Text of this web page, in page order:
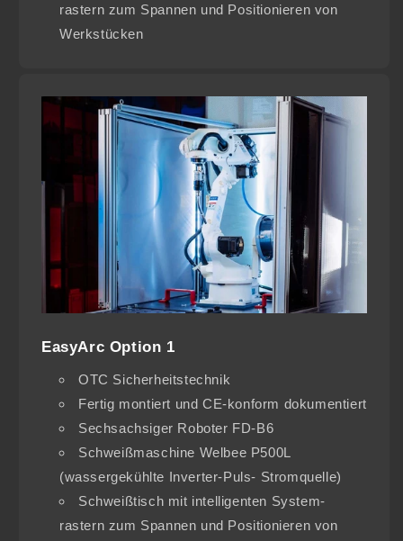
rastern zum Spannen und Positionieren von
Werkstücken
EasyArc Option 1
OTC Sicherheitstechnik
Fertig montiert und CE-konform dokumentiert
Sechsachsiger Roboter FD-B6
Schweißmaschine Welbee P500L
(wassergekühlte Inverter-Puls- Stromquelle)
Schweißtisch mit intelligenten System-
rastern zum Spannen und Positionieren von